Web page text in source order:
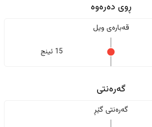
ڕوی دەرەوە
قەبارەی ویل
15 ئینج
گەرەنتی
گەرەنتی گێڕ